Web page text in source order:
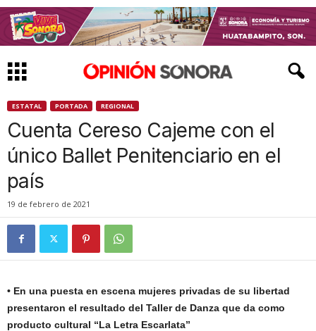
ESTATAL PORTADA REGIONAL
Cuenta Cereso Cajeme con el
único Ballet Penitenciario en el
país
19 de febrero de 2021
• En una puesta en escena mujeres privadas de su libertad
presentaron el resultado del Taller de Danza que da como
producto cultural “La Letra Escarlata”